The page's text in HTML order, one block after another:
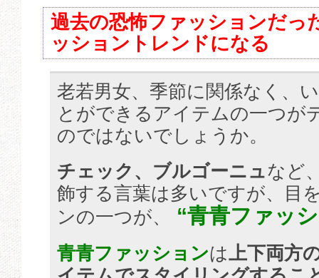
過去の恐怖ファッションだ
ッショントレンドになる
老若男女、季節に関係なく、
とができるアイテムの一つが
のではないでしょうか。
チェック、ブルゴーニュなど
飾する言葉は多いですが、目
ンの一つが、
“青青ファッ
青青ファッションは上下両方